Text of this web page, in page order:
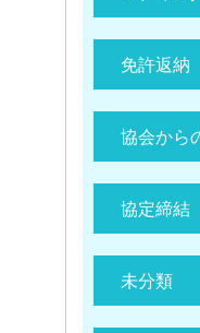
免許返納
協会から
協定締結
未分類